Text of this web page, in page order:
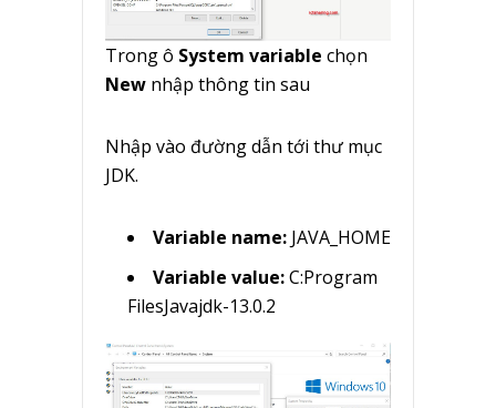
Trong ô System variable chọn
New nhập thông tin sau
Nhập vào đường dẫn tới thư mục
JDK.
Variable name: JAVA_HOME
Variable value:C:Program
FilesJavajdk-13.0.2